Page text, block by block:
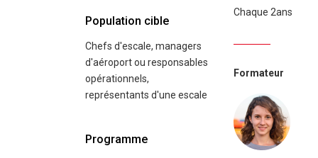
Population cible
Chefs d'escale, managers
d'aéroport ou responsables
opérationnels,
représentants d'une escale
Programme
Chaque 2ans
Formateur